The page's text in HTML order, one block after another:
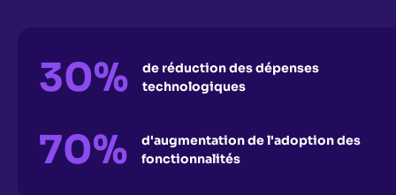
30%
de réduction des dépenses
technologiques
70%
d'augmentation de l'adoption des
fonctionnalités